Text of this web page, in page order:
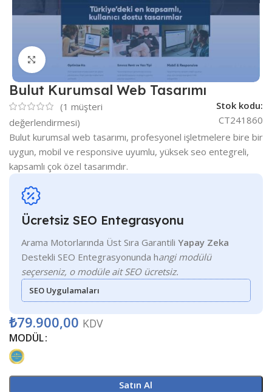
Büyütmek için tıklayın
Bulut Kurumsal Web Tasarımı
(1 müşteri
değerlendirmesi)
Stok kodu:
CT241860
Bulut kurumsal web tasarımı, profesyonel işletmelere bire bir
uygun, mobil ve responsive uyumlu, yüksek seo entegreli,
kapsamlı çok özel tasarımdır.
Ücretsiz SEO Entegrasyonu
Arama Motorlarında Üst Sıra Garantili Yapay Zeka
Destekli SEO Entegrasyonunda hangi modülü
seçerseniz, o modüle ait SEO ücretsiz.
SEO Uygulamaları
₺79.900,00 KDV
MODÜL
Satın Al